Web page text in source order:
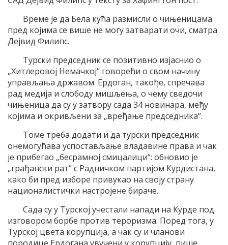
Време је да Бела кућа размисли о чињеницама
пред којима се више не могу затварати очи, сматра
Дејвид Филипс.
Турски председник се позитивно изјаснио о
„Хитлеровој Немачкој“ говорећи о свом начину
управљања државом. Ердоган, такође, спречава
рад медија и слободу мишљења, о чему сведочи
чињеница да су у затвору сада 34 новинара, међу
којима и окривљени за „вређање председника“.
Томе треба додати и да турски председник
онемогућава успостављање владавине права и чак
је прибегао „бесрамној смицалици“: обновио је
„грађански рат“ с Радничком партијом Курдистана,
како би пред изборе привукао на своју страну
националистички настројене бираче.
Сада су у Турској учестали напади на Курде под
изговором борбе против тероризма. Поред тога, у
Турској цвета корупција, а чак су и чланови